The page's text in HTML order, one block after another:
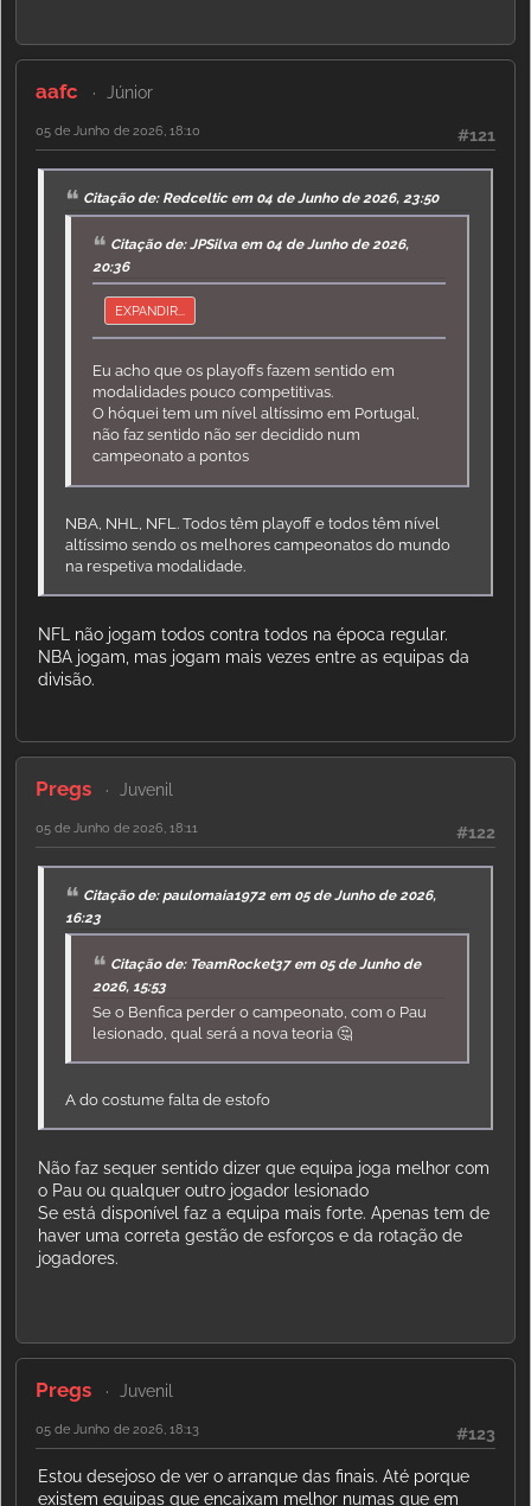
aafc Júnior
#121
05 de Junho de 2026, 18:10
Citação de: Redceltic em 04 de Junho de 2026, 23:50
Citação de: JPSilva em 04 de Junho de 2026,
20:36
EXPANDIR...
Eu acho que os playoffs fazem sentido em
modalidades pouco competitivas.
O hóquei tem um nível altíssimo em Portugal,
não faz sentido não ser decidido num
campeonato a pontos
NBA, NHL, NFL. Todos têm playoff e todos têm nível
altíssimo sendo os melhores campeonatos do mundo
na respetiva modalidade.
NFL não jogam todos contra todos na época regular.
NBA jogam, mas jogam mais vezes entre as equipas da
divisão.
Pregs Juvenil
#122
05 de Junho de 2026, 18:11
Citação de: paulomaia1972 em 05 de Junho de 2026,
16:23
Citação de: TeamRocket37 em 05 de Junho de
2026, 15:53
Se o Benfica perder o campeonato, com o Pau
lesionado, qual será a nova teoria 🤔
A do costume falta de estofo
Não faz sequer sentido dizer que equipa joga melhor com
o Pau ou qualquer outro jogador lesionado
Se está disponível faz a equipa mais forte. Apenas tem de
haver uma correta gestão de esforços e da rotação de
jogadores.
Pregs Juvenil
#123
05 de Junho de 2026, 18:13
Estou desejoso de ver o arranque das finais. Até porque
existem equipas que encaixam melhor numas que em